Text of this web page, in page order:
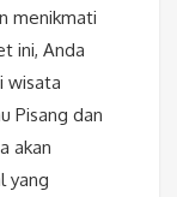
menikmati
ini, Anda
wisata
Pisang dan
akan
yang